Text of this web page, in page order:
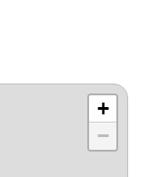
+
−